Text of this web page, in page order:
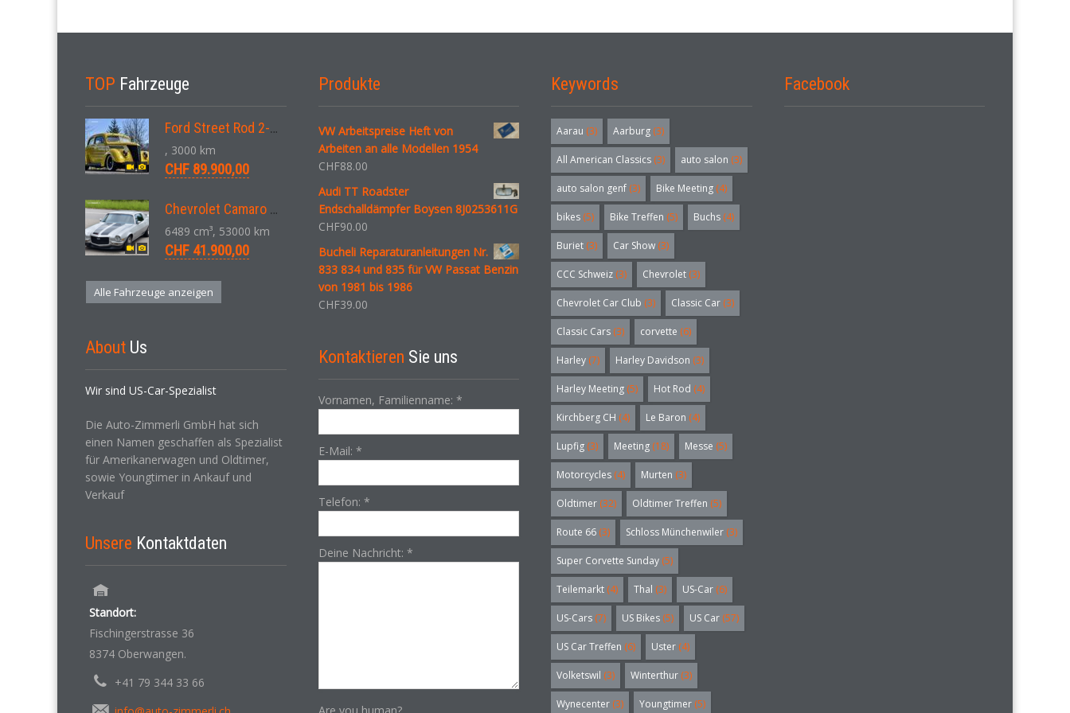
TOP Fahrzeuge
Ford Street Rod 2-Door V8 Aut. 1937
, 3000 km
CHF 89.900,00
Chevrolet Camaro SS 396 LS3 Coupe Aut. 1971
6489 cm³, 53000 km
CHF 41.900,00
Alle Fahrzeuge anzeigen
About Us
Wir sind US-Car-Spezialist
Die Auto-Zimmerli GmbH hat sich
einen Namen geschaffen als Spezialist
für Amerikanerwagen und Oldtimer,
sowie Youngtimer in Ankauf und
Verkauf
Unsere Kontaktdaten
Standort:
Fischingerstrasse 36
8374 Oberwangen.
+41 79 344 33 66
Produkte
VW Arbeitspreise Heft von
Arbeiten an alle Modellen 1954
CHF88.00
Audi TT Roadster
Endschalldämpfer Boysen 8J0253611G
CHF90.00
Bucheli Reparaturanleitungen Nr.
833 834 und 835 für VW Passat Benzin
von 1981 bis 1986
CHF39.00
Kontaktieren Sie uns
Vornamen, Familienname: *
E-Mail: *
Telefon: *
Deine Nachricht: *
Are you human?
Keywords
Aarau (3) Aarburg (3)
All American Classics (3) auto salon (3)
auto salon genf (3) Bike Meeting (4)
bikes (5) Bike Treffen (5) Buchs (4)
Buriet (3) Car Show (3)
CCC Schweiz (3) Chevrolet (3)
Chevrolet Car Club (3) Classic Car (3)
Classic Cars (3) corvette (6)
Harley (7) Harley Davidson (3)
Harley Meeting (5) Hot Rod (4)
Kirchberg CH (4) Le Baron (4)
Lupfig (3) Meeting (18) Messe (5)
Motorcycles (4) Murten (3)
Oldtimer (32) Oldtimer Treffen (5)
Route 66 (3) Schloss Münchenwiler (3)
Super Corvette Sunday (5)
Teilemarkt (4) Thal (3) US-Car (6)
US-Cars (7) US Bikes (5) US Car (57)
US Car Treffen (6) Uster (4)
Volketswil (3) Winterthur (3)
Wynecenter (3) Youngtimer (5)
Facebook